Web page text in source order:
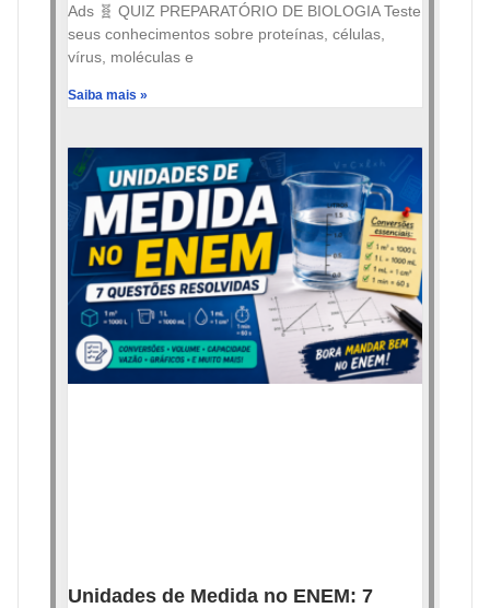
Ads 🧬 QUIZ PREPARATÓRIO DE BIOLOGIA Teste
seus conhecimentos sobre proteínas, células,
vírus, moléculas e
Saiba mais »
Unidades de Medida no ENEM: 7